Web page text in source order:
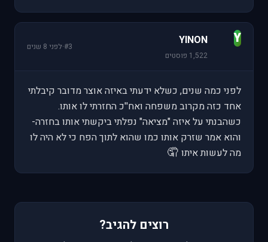
Y
YINON
1,522 פוסטים
#3
·לפני 8 שנים
לפני כמה שנים, כשלא ידעתי באיזה אוצר מדובר קיבלתי
אחד כזה מקרוב משפחה ואח''כ החזרתי לו אותו.
כשהבנתי על איזה "מציאה" נפלתי ביקשתי אותו בחזרה-
והוא אמר שזרק אותו כמו שהוא לתוך הפח כי לא היה לו
מה לעשות איתו 🤦
רוצים להגיב?